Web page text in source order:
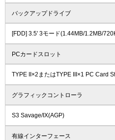
バックアップドライブ
[FDD] 3.5' 3モード(1.44MB/1.2MB/
PCカードスロット
TYPE II×2またはTYPE III×1 PC Card
グラフィックコントローラ
S3 Savage/IX(AGP)
有線インターフェース